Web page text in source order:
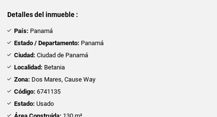
Detalles del inmueble :
País: Panamá
Estado / Departamento: Panamá
Ciudad: Ciudad de Panamá
Localidad: Betania
Zona: Dos Mares, Cause Way
Código: 6741135
Estado: Usado